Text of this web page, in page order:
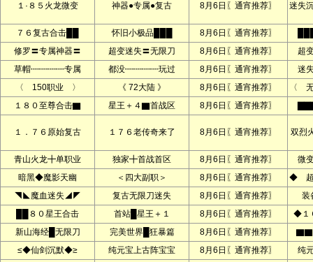
１·８５火龙微变 神器●专属●复古 8月6日〖通宵推荐〗 迷失
７６复古合击██ 怀旧小极品███ 8月6日〖通宵推荐〗
修罗〓专属神器〓
超变迷失〓无限刀 8月6日〖通宵推荐〗
超
草帽┉┉┉┉专属
都没┉┉┉┉玩过 8月6日〖通宵推荐〗
迷
〈 150职业 〉
《 72大陆 》 8月6日〖通宵推荐〗
〈
１８０至尊合击▇
星王＋４▇首战区 8月6日〖通宵推荐〗
１．７６原始复古 １７６老传奇来了 8月6日〖通宵推荐〗 双烈
青山火龙╋单职业 独家╋首战首区 8月6日〖通宵推荐〗
微
暗黑◆魔影天幽
＜四大副职＞ 8月6日〖通宵推荐〗
◆ 超
◥◣魔血迷失◢◤
复古无限刀迷失 8月6日〖通宵推荐〗
装
██８０星王合击
首站█星王＋１ 8月6日〖通宵推荐〗
◆１
新山海经█无限刀
完美世界█狂暴篇 8月6日〖通宵推荐〗
≤◆仙剑沉默◆≥
纯元宝上古阵宝宝 8月6日〖通宵推荐〗 纯